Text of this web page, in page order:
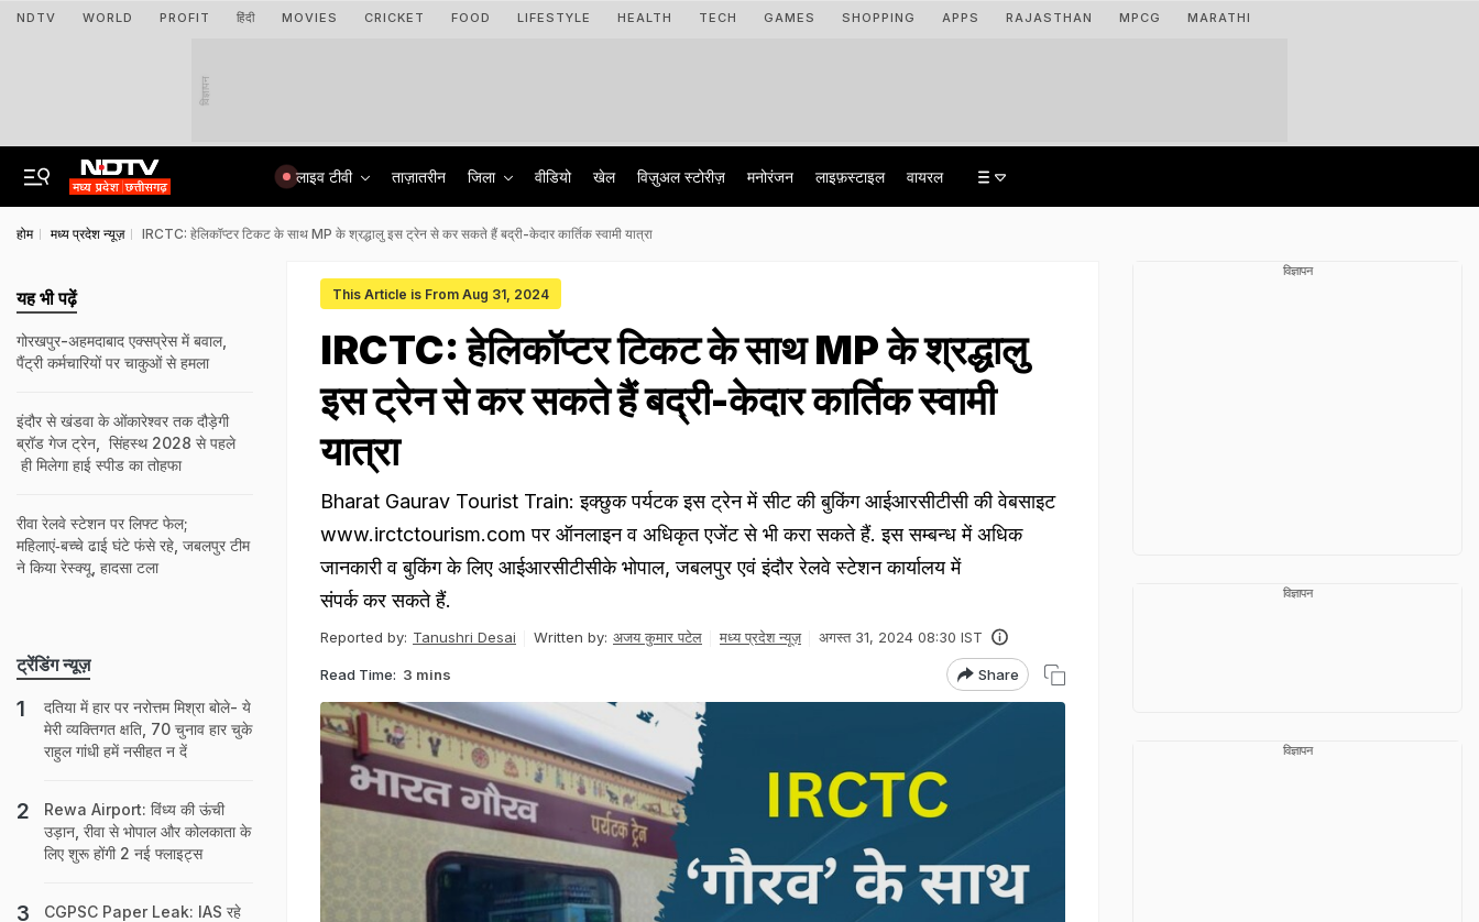
NDTV WORLD PROFIT हिंदी MOVIES CRICKET FOOD LIFESTYLE HEALTH TECH GAMES SHOPPING APPS RAJASTHAN MPCG MARATHI
विज्ञापन
लाइव टीवी ताज़ातरीन जिला वीडियो खेल विज़ुअल स्टोरीज़ मनोरंजन लाइफ़स्टाइल वायरल
होम मध्य प्रदेश न्यूज़ IRCTC: हेलिकॉप्टर टिकट के साथ MP के श्रद्धालु इस ट्रेन से कर सकते हैं बद्री-केदार कार्तिक स्वामी यात्रा
This Article is From Aug 31, 2024
IRCTC: हेलिकॉप्टर टिकट के साथ MP के श्रद्धालु
इस ट्रेन से कर सकते हैं बद्री-केदार कार्तिक स्वामी
यात्रा
Bharat Gaurav Tourist Train: इक्छुक पर्यटक इस ट्रेन में सीट की बुकिंग आईआरसीटीसी की वेबसाइट
www.irctctourism.com पर ऑनलाइन व अधिकृत एजेंट से भी करा सकते हैं. इस सम्बन्ध में अधिक
जानकारी व बुकिंग के लिए आईआरसीटीसीके भोपाल, जबलपुर एवं इंदौर रेलवे स्टेशन कार्यालय में
संपर्क कर सकते हैं.
Reported by: Tanushri Desai Written by: अजय कुमार पटेल मध्य प्रदेश न्यूज़ अगस्त 31, 2024 08:30 IST
Read Time: 3 mins Share
यह भी पढ़ें
गोरखपुर-अहमदाबाद एक्सप्रेस में बवाल,
पैंट्री कर्मचारियों पर चाकुओं से हमला
इंदौर से खंडवा के ओंकारेश्वर तक दौड़ेगी
ब्रॉड गेज ट्रेन, सिंहस्थ 2028 से पहले
ही मिलेगा हाई स्पीड का तोहफा
रीवा रेलवे स्टेशन पर लिफ्ट फेल;
महिलाएं‑बच्चे ढाई घंटे फंसे रहे, जबलपुर टीम
ने किया रेस्क्यू, हादसा टला
ट्रेंडिंग न्यूज़
दतिया में हार पर नरोत्तम मिश्रा बोले- ये
मेरी व्यक्तिगत क्षति, 70 चुनाव हार चुके
राहुल गांधी हमें नसीहत न दें
Rewa Airport: विंध्य की ऊंची
उड़ान, रीवा से भोपाल और कोलकाता के
लिए शुरू होंगी 2 नई फ्लाइट्स
CGPSC Paper Leak: IAS रहे
विज्ञापन
विज्ञापन
विज्ञापन